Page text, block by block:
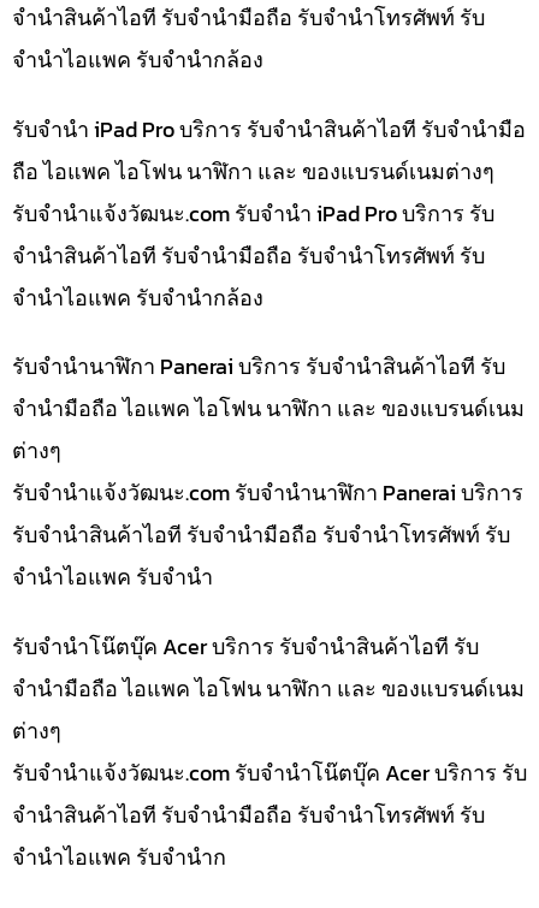
จำนำสินค้าไอที รับจำนำมือถือ รับจำนำโทรศัพท์ รับ
จำนำไอแพค รับจำนำกล้อง
รับจำนำ iPad Pro บริการ รับจำนำสินค้าไอที รับจำนำมือ
ถือ ไอแพค ไอโฟน นาฬิกา และ ของแบรนด์เนมต่างๆ
รับจํานําแจ้งวัฒนะ.com รับจำนำ iPad Pro บริการ รับ
จำนำสินค้าไอที รับจำนำมือถือ รับจำนำโทรศัพท์ รับ
จำนำไอแพค รับจำนำกล้อง
รับจำนำนาฬิกา Panerai บริการ รับจำนำสินค้าไอที รับ
จำนำมือถือ ไอแพค ไอโฟน นาฬิกา และ ของแบรนด์เนม
ต่างๆ
รับจํานําแจ้งวัฒนะ.com รับจำนำนาฬิกา Panerai บริการ
รับจำนำสินค้าไอที รับจำนำมือถือ รับจำนำโทรศัพท์ รับ
จำนำไอแพค รับจำนำ
รับจำนำโน๊ตบุ๊ค Acer บริการ รับจำนำสินค้าไอที รับ
จำนำมือถือ ไอแพค ไอโฟน นาฬิกา และ ของแบรนด์เนม
ต่างๆ
รับจํานําแจ้งวัฒนะ.com รับจำนำโน๊ตบุ๊ค Acer บริการ รับ
จำนำสินค้าไอที รับจำนำมือถือ รับจำนำโทรศัพท์ รับ
จำนำไอแพค รับจำนำก